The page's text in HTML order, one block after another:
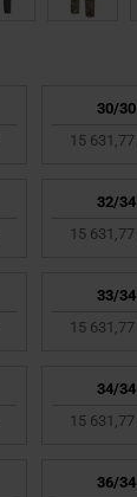
30/30
15 631,77
32/34
15 631,77
33/34
15 631,77
34/34
15 631,77
36/34